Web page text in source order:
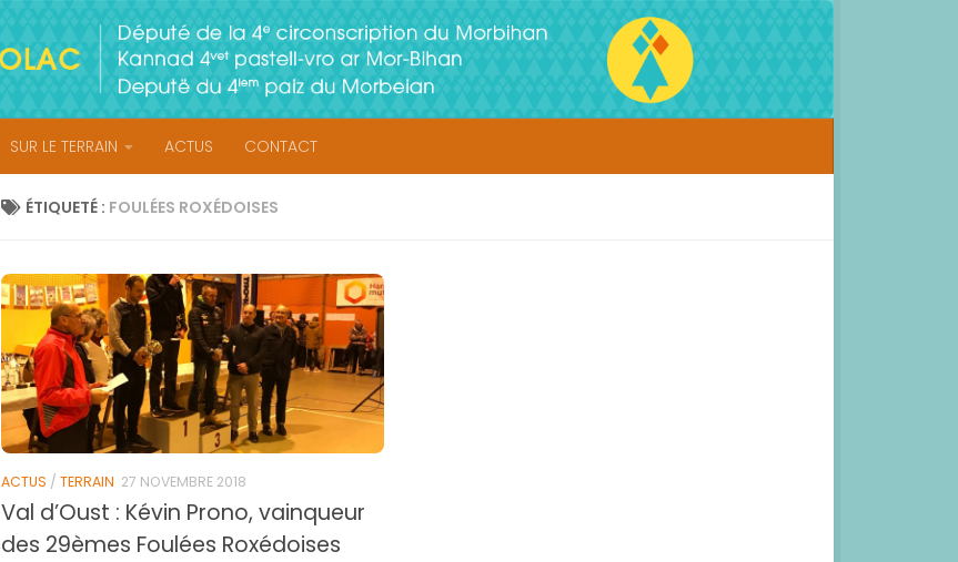
SUR LE TERRAIN ACTUS CONTACT
ÉTIQUETÉ : FOULÉES ROXÉDOISES
ACTUS / TERRAIN 27 NOVEMBRE 2018
Val d’Oust : Kévin Prono, vainqueur
des 29èmes Foulées Roxédoises